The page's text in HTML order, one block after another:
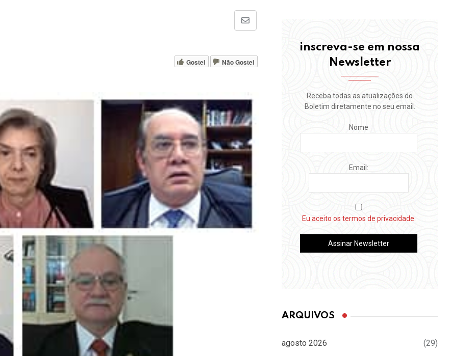
Share
Email
Gostei Não Gostei
inscreva-se em nossa
Newsletter
Receba todas as atualizações do
Boletim diretamente no seu email.
Nome
Email:
Eu aceito os termos de privacidade.
ARQUIVOS
agosto 2026 (29)